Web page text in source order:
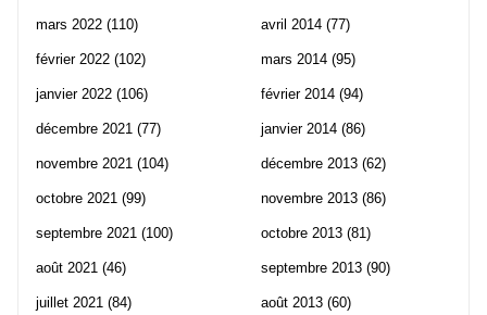
mars 2022 (110)
février 2022 (102)
janvier 2022 (106)
décembre 2021 (77)
novembre 2021 (104)
octobre 2021 (99)
septembre 2021 (100)
août 2021 (46)
juillet 2021 (84)
avril 2014 (77)
mars 2014 (95)
février 2014 (94)
janvier 2014 (86)
décembre 2013 (62)
novembre 2013 (86)
octobre 2013 (81)
septembre 2013 (90)
août 2013 (60)